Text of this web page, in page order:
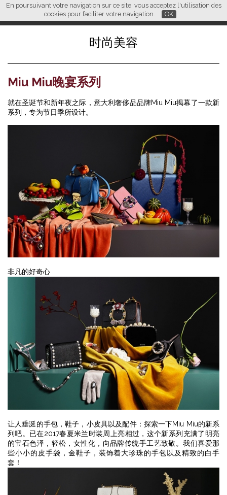
En poursuivant votre navigation sur ce site, vous acceptez l'utilisation des
cookies pour faciliter votre navigation.
OK
FR EN CN
L M
时尚美容
Miu Miu晚宴系列
就在圣诞节和新年夜之际，意大利奢侈品品牌Miu Miu揭幕了一款新
系列，专为节日季所设计。
非凡的好奇心
让人垂涎的手包，鞋子，小皮具以及配件：探索一下Miu Miu的新系
列吧。已在2017春夏米兰时装周上亮相过，这个新系列充满了明亮
的宝石色泽，轻松，女性化，向品牌传统手工艺致敬。我们喜爱那
些小小的皮手袋，金鞋子，装饰着大珍珠的手包以及精致的白手
套！